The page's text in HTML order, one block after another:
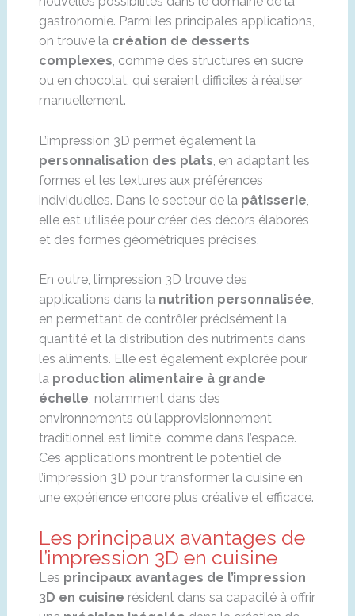
gastronomie. Parmi les principales applications,
on trouve la création de desserts
complexes, comme des structures en sucre
ou en chocolat, qui seraient difficiles à réaliser
manuellement.
L’impression 3D permet également la
personnalisation des plats, en adaptant les
formes et les textures aux préférences
individuelles. Dans le secteur de la pâtisserie,
elle est utilisée pour créer des décors élaborés
et des formes géométriques précises.
En outre, l’impression 3D trouve des
applications dans la nutrition personnalisée,
en permettant de contrôler précisément la
quantité et la distribution des nutriments dans
les aliments. Elle est également explorée pour
la production alimentaire à grande
échelle, notamment dans des
environnements où l’approvisionnement
traditionnel est limité, comme dans l’espace.
Ces applications montrent le potentiel de
l’impression 3D pour transformer la cuisine en
une expérience encore plus créative et efficace.
Les principaux avantages de
l’impression 3D en cuisine
Les principaux avantages de l’impression
3D en cuisine résident dans sa capacité à offrir